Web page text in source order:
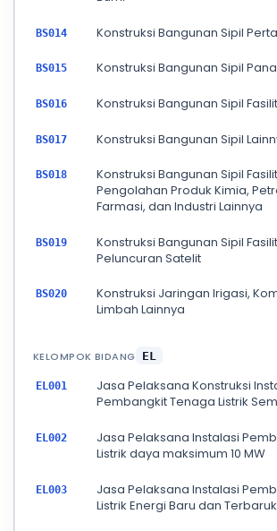
BS014 Konstruksi Bangunan Sipil
BS015 Konstruksi Bangunan Sipil
BS016 Konstruksi Bangunan Sipil
BS017 Konstruksi Bangunan Sipil
BS018
Konstruksi Bangunan Sipil
Pengolahan Produk Kimia,
Farmasi, dan Industri Lainnya
BS019
Konstruksi Bangunan Sipil
Peluncuran Satelit
BS020
Konstruksi Jaringan Irigasi,
Limbah Lainnya
KELOMPOK BIDANG EL
EL001
Jasa Pelaksana Konstruksi
Pembangkit Tenaga Listrik
EL002
Jasa Pelaksana Instalasi
Listrik daya maksimum 10 MW
EL003
Jasa Pelaksana Instalasi
Listrik Energi Baru dan